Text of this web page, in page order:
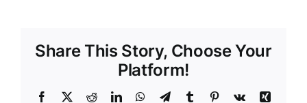
Share This Story, Choose Your
Platform!
Facebook
X RedditLinkedInWhatsApp
TelegramTumblr Pinterest
Vk
Xing